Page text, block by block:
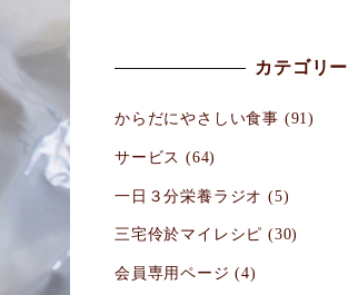
カテゴリー
からだにやさしい食事 (91)
サービス (64)
一日３分栄養ラジオ (5)
三宅伶於マイレシピ (30)
会員専用ページ (4)